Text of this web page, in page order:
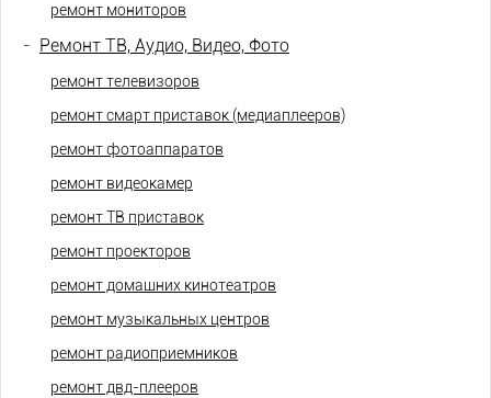
ремонт мониторов
- Ремонт ТВ, Аудио, Видео, Фото
ремонт телевизоров
ремонт смарт приставок (медиаплееров)
ремонт фотоаппаратов
ремонт видеокамер
ремонт ТВ приставок
ремонт проекторов
ремонт домашних кинотеатров
ремонт музыкальных центров
ремонт радиоприемников
ремонт двд-плееров